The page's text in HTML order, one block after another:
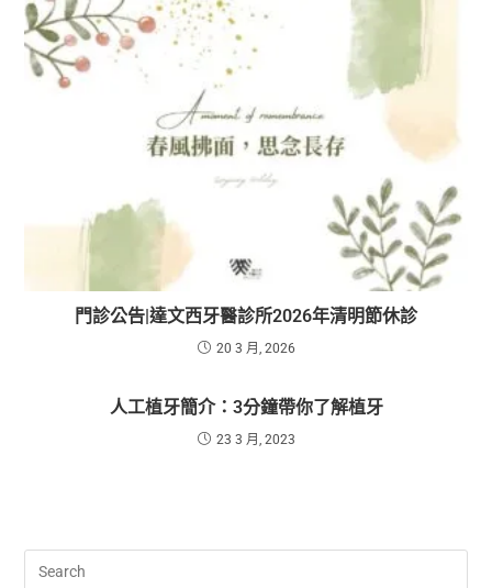
門診公告|達文西牙醫診所2026年清明節休診
20 3 月, 2026
人工植牙簡介：3分鐘帶你了解植牙
23 3 月, 2023